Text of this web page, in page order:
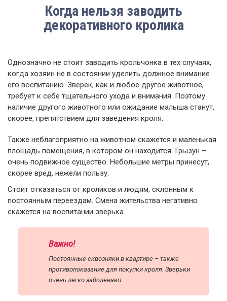
Когда нельзя заводить
декоративного кролика
Однозначно не стоит заводить крольчонка в тех случаях,
когда хозяин не в состоянии уделить должное внимание
его воспитанию. Зверек, как и любое другое животное,
требует к себе тщательного ухода и внимания. Поэтому
наличие другого животного или ожидание малыша станут,
скорее, препятствием для заведения кроля.
Также неблагоприятно на животном скажется и маленькая
площадь помещения, в котором он находится. Грызун –
очень подвижное существо. Небольшие метры принесут,
скорее вред, нежели пользу.
Стоит отказаться от кроликов и людям, склонным к
постоянным переездам. Смена жительства негативно
скажется на воспитании зверька.
Важно!
Постоянные сквозняки в квартире – также
противопоказание для покупки кроля. Зверьки
очень легко заболевают.